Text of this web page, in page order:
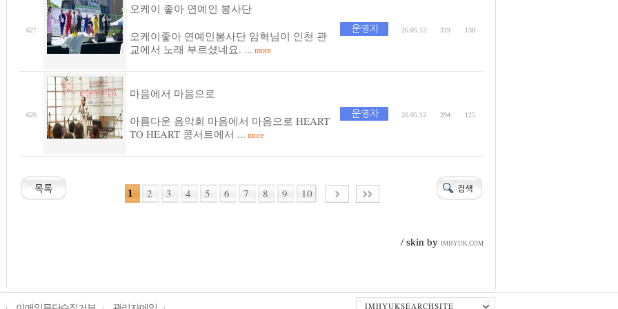
627
오케이 좋아 연예인 봉사단
오케이좋아 연예인봉사단 임혁님이 인천 관
교에서 노래 부르셨네요. ... more
26.05.12 319 138
626
마음에서 마음으로
아름다운 음악회 마음에서 마음으로 HEART
TO HEART 콩서트에서 ... more
26.05.12 294 125
1 2 3 4 5 6 7 8 9 10
/ skin by IMHYUK.COM
IMHYUKSEARCHSITE